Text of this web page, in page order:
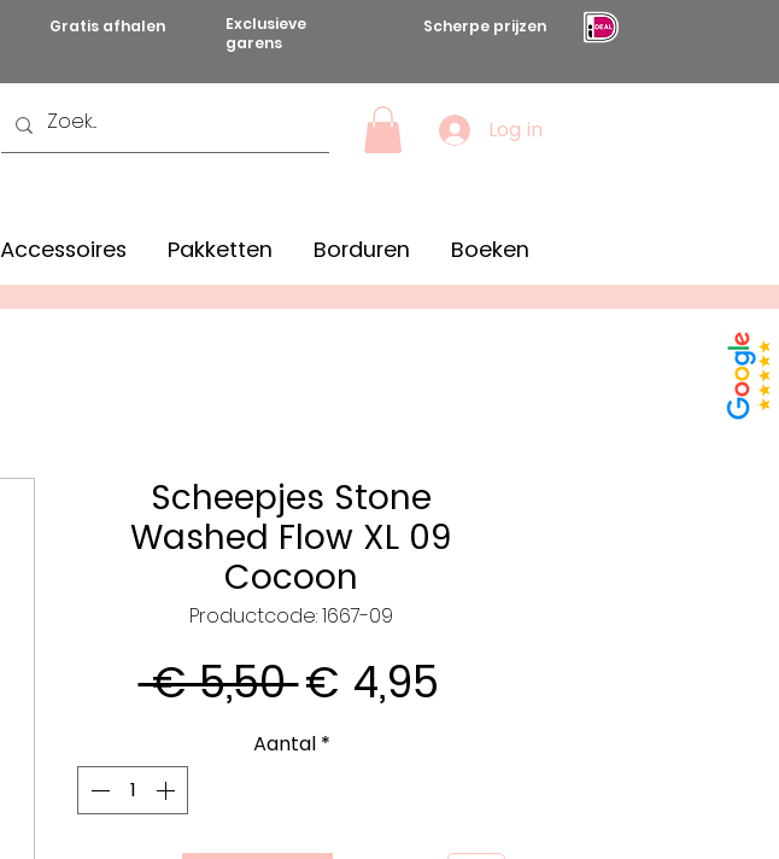
Gratis afhalen
Exclusieve
garens
Scherpe prijzen
Log in
Accessoires Pakketten Borduren Boeken
Scheepjes Stone
Washed Flow XL 09
Cocoon
Productcode: 1667-09
€ 5,50 Normale
prijs
€ 4,95
Aantal *